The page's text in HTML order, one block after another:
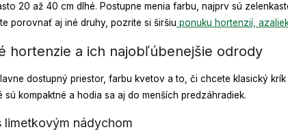
20 až 40 cm dlhé. Postupne menia farbu, najprv sú
porovnať aj iné druhy, pozrite si širšiu ponuku hortenzií,
hortenzie a ich najobľúbenejšie odrody
dostupný priestor, farbu kvetov a to, či chcete klasický
kompaktné a hodia sa aj do menších predzáhradiek.
limetkovým nádychom